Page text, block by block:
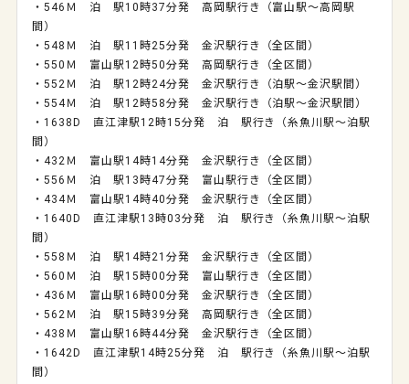
・546Ｍ 泊 駅10時37分発 高岡駅行き（富山駅～高岡駅
間）
・548Ｍ 泊 駅11時25分発 金沢駅行き（全区間）
・550Ｍ 富山駅12時50分発 高岡駅行き（全区間）
・552Ｍ 泊 駅12時24分発 金沢駅行き（泊駅～金沢駅間）
・554Ｍ 泊 駅12時58分発 金沢駅行き（泊駅～金沢駅間）
・1638D 直江津駅12時15分発 泊 駅行き（糸魚川駅～泊駅
間）
・432Ｍ 富山駅14時14分発 金沢駅行き（全区間）
・556Ｍ 泊 駅13時47分発 富山駅行き（全区間）
・434Ｍ 富山駅14時40分発 金沢駅行き（全区間）
・1640D 直江津駅13時03分発 泊 駅行き（糸魚川駅～泊駅
間）
・558Ｍ 泊 駅14時21分発 金沢駅行き（全区間）
・560Ｍ 泊 駅15時00分発 富山駅行き（全区間）
・436Ｍ 富山駅16時00分発 金沢駅行き（全区間）
・562Ｍ 泊 駅15時39分発 高岡駅行き（全区間）
・438Ｍ 富山駅16時44分発 金沢駅行き（全区間）
・1642D 直江津駅14時25分発 泊 駅行き（糸魚川駅～泊駅
間）